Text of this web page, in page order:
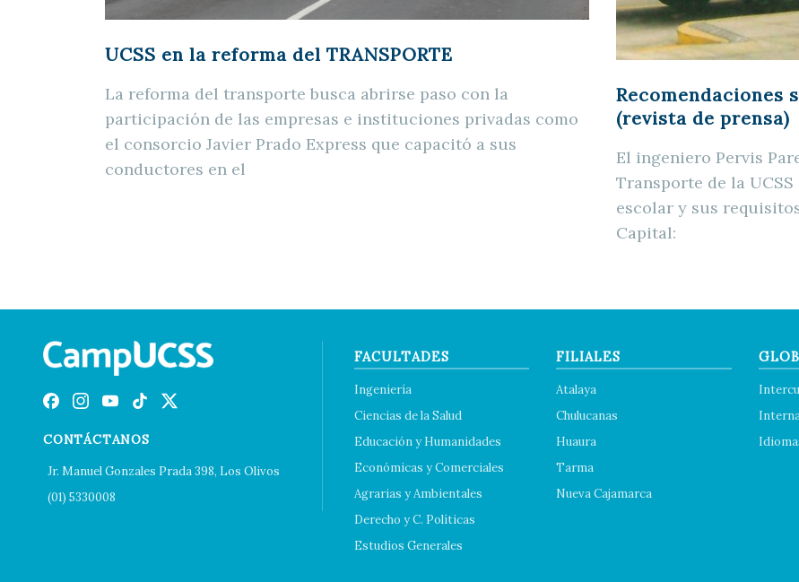
UCSS en la reforma del TRANSPORTE
La reforma del transporte busca abrirse paso con la
participación de las empresas e instituciones privadas como
el consorcio Javier Prado Express que capacitó a sus
conductores en el
Recomendaciones
(revista de prensa)
El ingeniero Pervis
Transporte de la
escolar y sus
Capital:
CONTÁCTANOS
Jr. Manuel Gonzales Prada 398, Los Olivos
(01) 5330008
FACULTADES
Ingeniería
Ciencias de la Salud
Educación y Humanidades
Económicas y Comerciales
Agrarias y Ambientales
Derecho y C. Políticas
Estudios Generales
FILIALES
Atalaya
Chulucanas
Huaura
Tarma
Nueva Cajamarca